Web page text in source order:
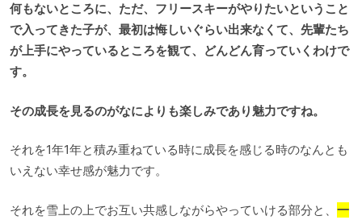
何もないところに、ただ、フリースキーがやりたいということ
で入ってきた子が、最初は悔しいぐらい出来なくて、先輩たち
が上手にやっているところを観て、どんどん育っていくわけで
す。
その成長を見るのがなによりも楽しみであり魅力ですね。
それを1年1年と積み重ねている時に成長を感じる時のなんとも
いえない幸せ感が魅力です。
それを雪上の上でお互い共感しながらやっていける部分と、 一